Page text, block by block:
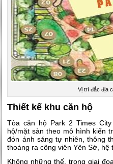
Vị trí đắc địa
Thiết kế khu căn hộ
Tòa căn hộ Park 2 Times
hộ/mặt sàn theo mô hình kiến
đón ánh sáng tự nhiên, thông
thoáng ra công viên Yên Sở, hệ
Không những thế, trong giai